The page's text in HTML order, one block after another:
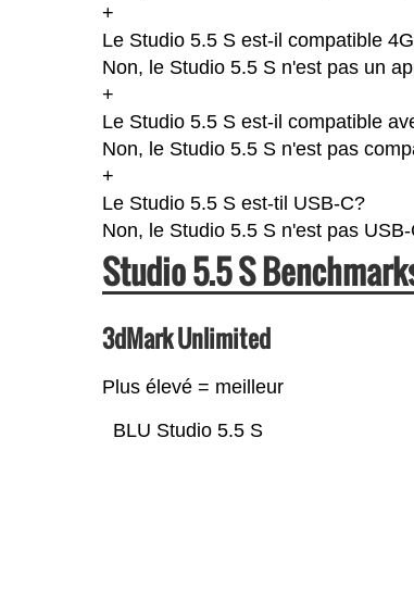
+
Le Studio 5.5 S est-il compatible
Non, le Studio 5.5 S n'est pas un
+
Le Studio 5.5 S est-il compatible
Non, le Studio 5.5 S n'est pas
+
Le Studio 5.5 S est-til USB-C?
Non, le Studio 5.5 S n'est pas USB-
Studio 5.5 S
3dMark Unlimited
Plus élevé = meilleur
BLU Studio 5.5 S